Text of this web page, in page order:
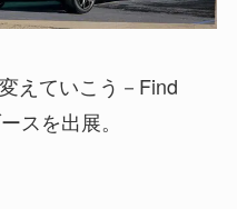
えていこう－Find
スを出展。